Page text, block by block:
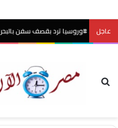
عاجل ترد بقصف سفن بالبحر الأسود
بحث عن